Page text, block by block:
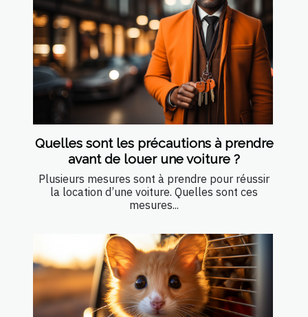
Quelles sont les précautions à prendre
avant de louer une voiture ?
Plusieurs mesures sont à prendre pour réussir
la location d’une voiture. Quelles sont ces
mesures...